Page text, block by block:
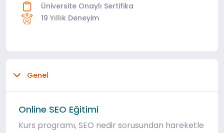
Üniversite Onaylı Sertifika
19 Yıllık Deneyim
Genel
Online SEO Eğitimi
Kurs programı, SEO nedir sorusundan hareketle